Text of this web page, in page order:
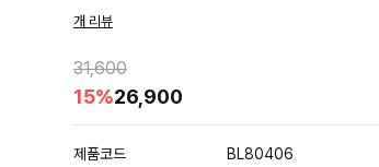
개 리뷰
31,600
15%26,900
제품코드 BL80406